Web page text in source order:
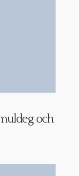
och